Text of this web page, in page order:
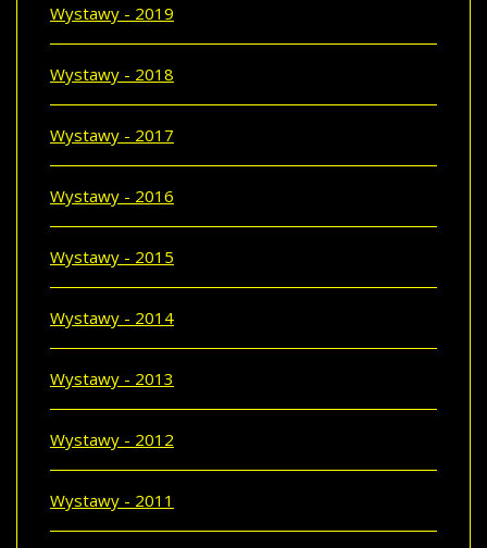
Wystawy - 2019
Wystawy - 2018
Wystawy - 2017
Wystawy - 2016
Wystawy - 2015
Wystawy - 2014
Wystawy - 2013
Wystawy - 2012
Wystawy - 2011